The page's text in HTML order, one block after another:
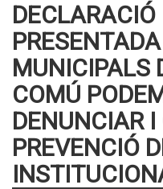
MUNICIPALS
COMÚ
DENUNCIAR
PREVENCIÓ